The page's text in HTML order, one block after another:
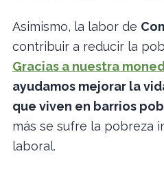
Asimismo, la labor de
contribuir a reducir la
Gracias a nuestra
ayudamos mejorar la
que viven en barrios
más se sufre la pobreza
laboral.